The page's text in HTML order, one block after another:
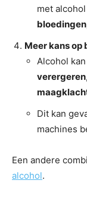
met
bloedingen
Meer kans
Alcohol
verergeren
Dit kan
machines
Een andere
alcohol.